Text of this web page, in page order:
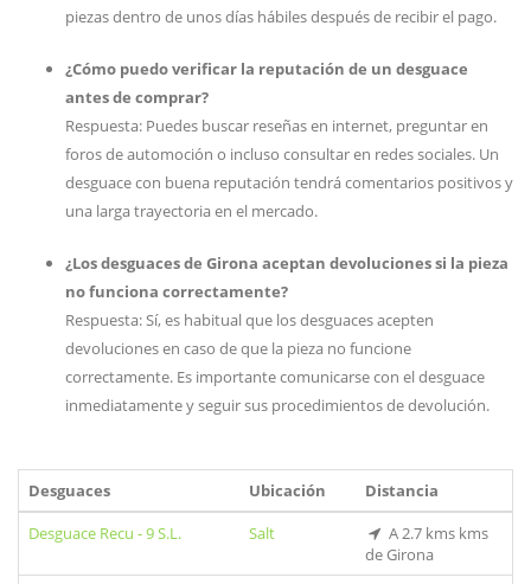
piezas dentro de unos días hábiles después de recibir el pago.
¿Cómo puedo verificar la reputación de un desguace
antes de comprar?
Respuesta: Puedes buscar reseñas en internet, preguntar en
foros de automoción o incluso consultar en redes sociales. Un
desguace con buena reputación tendrá comentarios positivos y
una larga trayectoria en el mercado.
¿Los desguaces de Girona aceptan devoluciones si la pieza
no funciona correctamente?
Respuesta: Sí, es habitual que los desguaces acepten
devoluciones en caso de que la pieza no funcione
correctamente. Es importante comunicarse con el desguace
inmediatamente y seguir sus procedimientos de devolución.
Desguaces Ubicación
Distancia
Desguace Recu - 9 S.L.
Salt
A 2.7 kms kms
de Girona